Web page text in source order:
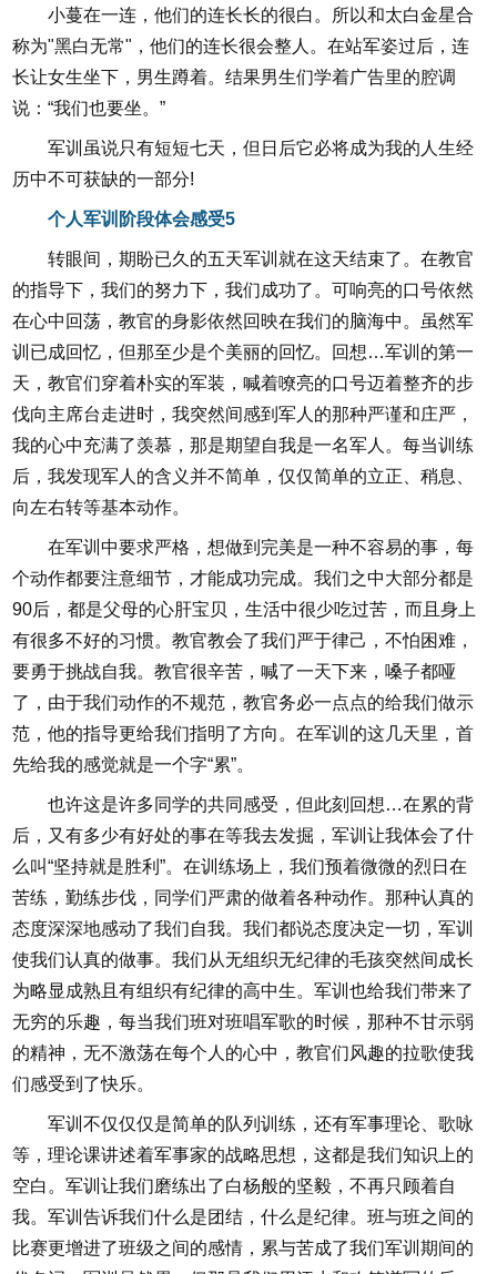
小蔓在一连，他们的连长长的很白。所以和太白金星合
称为"黑白无常"，他们的连长很会整人。在站军姿过后，连
长让女生坐下，男生蹲着。结果男生们学着广告里的腔调
说：“我们也要坐。”
军训虽说只有短短七天，但日后它必将成为我的人生经
历中不可获缺的一部分!
个人军训阶段体会感受5
转眼间，期盼已久的五天军训就在这天结束了。在教官
的指导下，我们的努力下，我们成功了。可响亮的口号依然
在心中回荡，教官的身影依然回映在我们的脑海中。虽然军
训已成回忆，但那至少是个美丽的回忆。回想…军训的第一
天，教官们穿着朴实的军装，喊着嘹亮的口号迈着整齐的步
伐向主席台走进时，我突然间感到军人的那种严谨和庄严，
我的心中充满了羡慕，那是期望自我是一名军人。每当训练
后，我发现军人的含义并不简单，仅仅简单的立正、稍息、
向左右转等基本动作。
在军训中要求严格，想做到完美是一种不容易的事，每
个动作都要注意细节，才能成功完成。我们之中大部分都是
90后，都是父母的心肝宝贝，生活中很少吃过苦，而且身上
有很多不好的习惯。教官教会了我们严于律己，不怕困难，
要勇于挑战自我。教官很辛苦，喊了一天下来，嗓子都哑
了，由于我们动作的不规范，教官务必一点点的给我们做示
范，他的指导更给我们指明了方向。在军训的这几天里，首
先给我的感觉就是一个字“累”。
也许这是许多同学的共同感受，但此刻回想…在累的背
后，又有多少有好处的事在等我去发掘，军训让我体会了什
么叫“坚持就是胜利”。在训练场上，我们预着微微的烈日在
苦练，勤练步伐，同学们严肃的做着各种动作。那种认真的
态度深深地感动了我们自我。我们都说态度决定一切，军训
使我们认真的做事。我们从无组织无纪律的毛孩突然间成长
为略显成熟且有组织有纪律的高中生。军训也给我们带来了
无穷的乐趣，每当我们班对班唱军歌的时候，那种不甘示弱
的精神，无不激荡在每个人的心中，教官们风趣的拉歌使我
们感受到了快乐。
军训不仅仅仅是简单的队列训练，还有军事理论、歌咏
等，理论课讲述着军事家的战略思想，这都是我们知识上的
空白。军训让我们磨练出了白杨般的坚毅，不再只顾着自
我。军训告诉我们什么是团结，什么是纪律。班与班之间的
比赛更增进了班级之间的感情，累与苦成了我们军训期间的